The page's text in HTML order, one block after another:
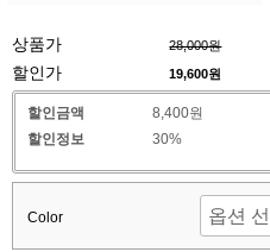
상품가 28,000원
할인가 19,600원
할인금액
8,400원
할인정보
30%
Color